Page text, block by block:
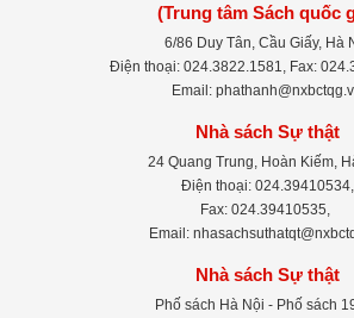
(Trung tâm Sách quốc
6/86 Duy Tân, Cầu Giấy, Hà
Điện thoại: 024.3822.1581, Fax:
Email:
Nhà sách Sự thật
24 Quang Trung, Hoàn Kiếm,
Điện thoại: 024.39410534,
Fax: 024.39410535,
Email:
Nhà sách Sự thật
Phố sách Hà Nội - Phố sách